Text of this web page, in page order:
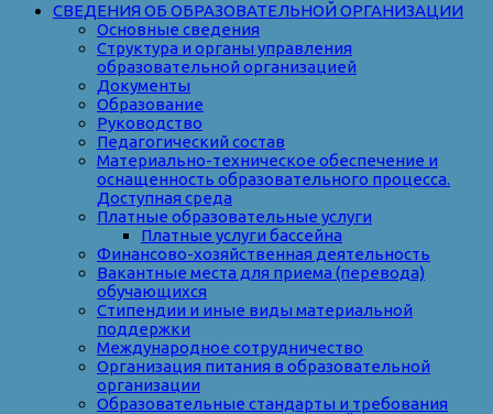
СВЕДЕНИЯ ОБ ОБРАЗОВАТЕЛЬНОЙ ОРГАНИЗАЦИИ
Основные сведения
Структура и органы управления
образовательной организацией
Документы
Образование
Руководство
Педагогический состав
Материально-техническое обеспечение и
оснащенность образовательного процесса.
Доступная среда
Платные образовательные услуги
Платные услуги бассейна
Финансово-хозяйственная деятельность
Вакантные места для приема (перевода)
обучающихся
Стипендии и иные виды материальной
поддержки
Международное сотрудничество
Организация питания в образовательной
организации
Образовательные стандарты и требования